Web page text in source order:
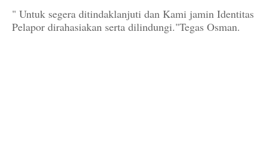
" Untuk segera ditindaklanjuti dan Kami jamin Identitas
Pelapor dirahasiakan serta dilindungi."Tegas Osman.